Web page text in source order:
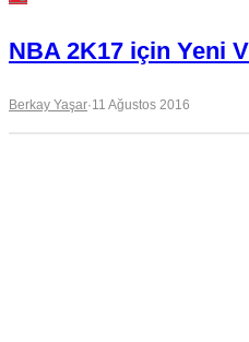
NBA 2K17 için Yeni
Berkay Yaşar·11 Ağustos 2016